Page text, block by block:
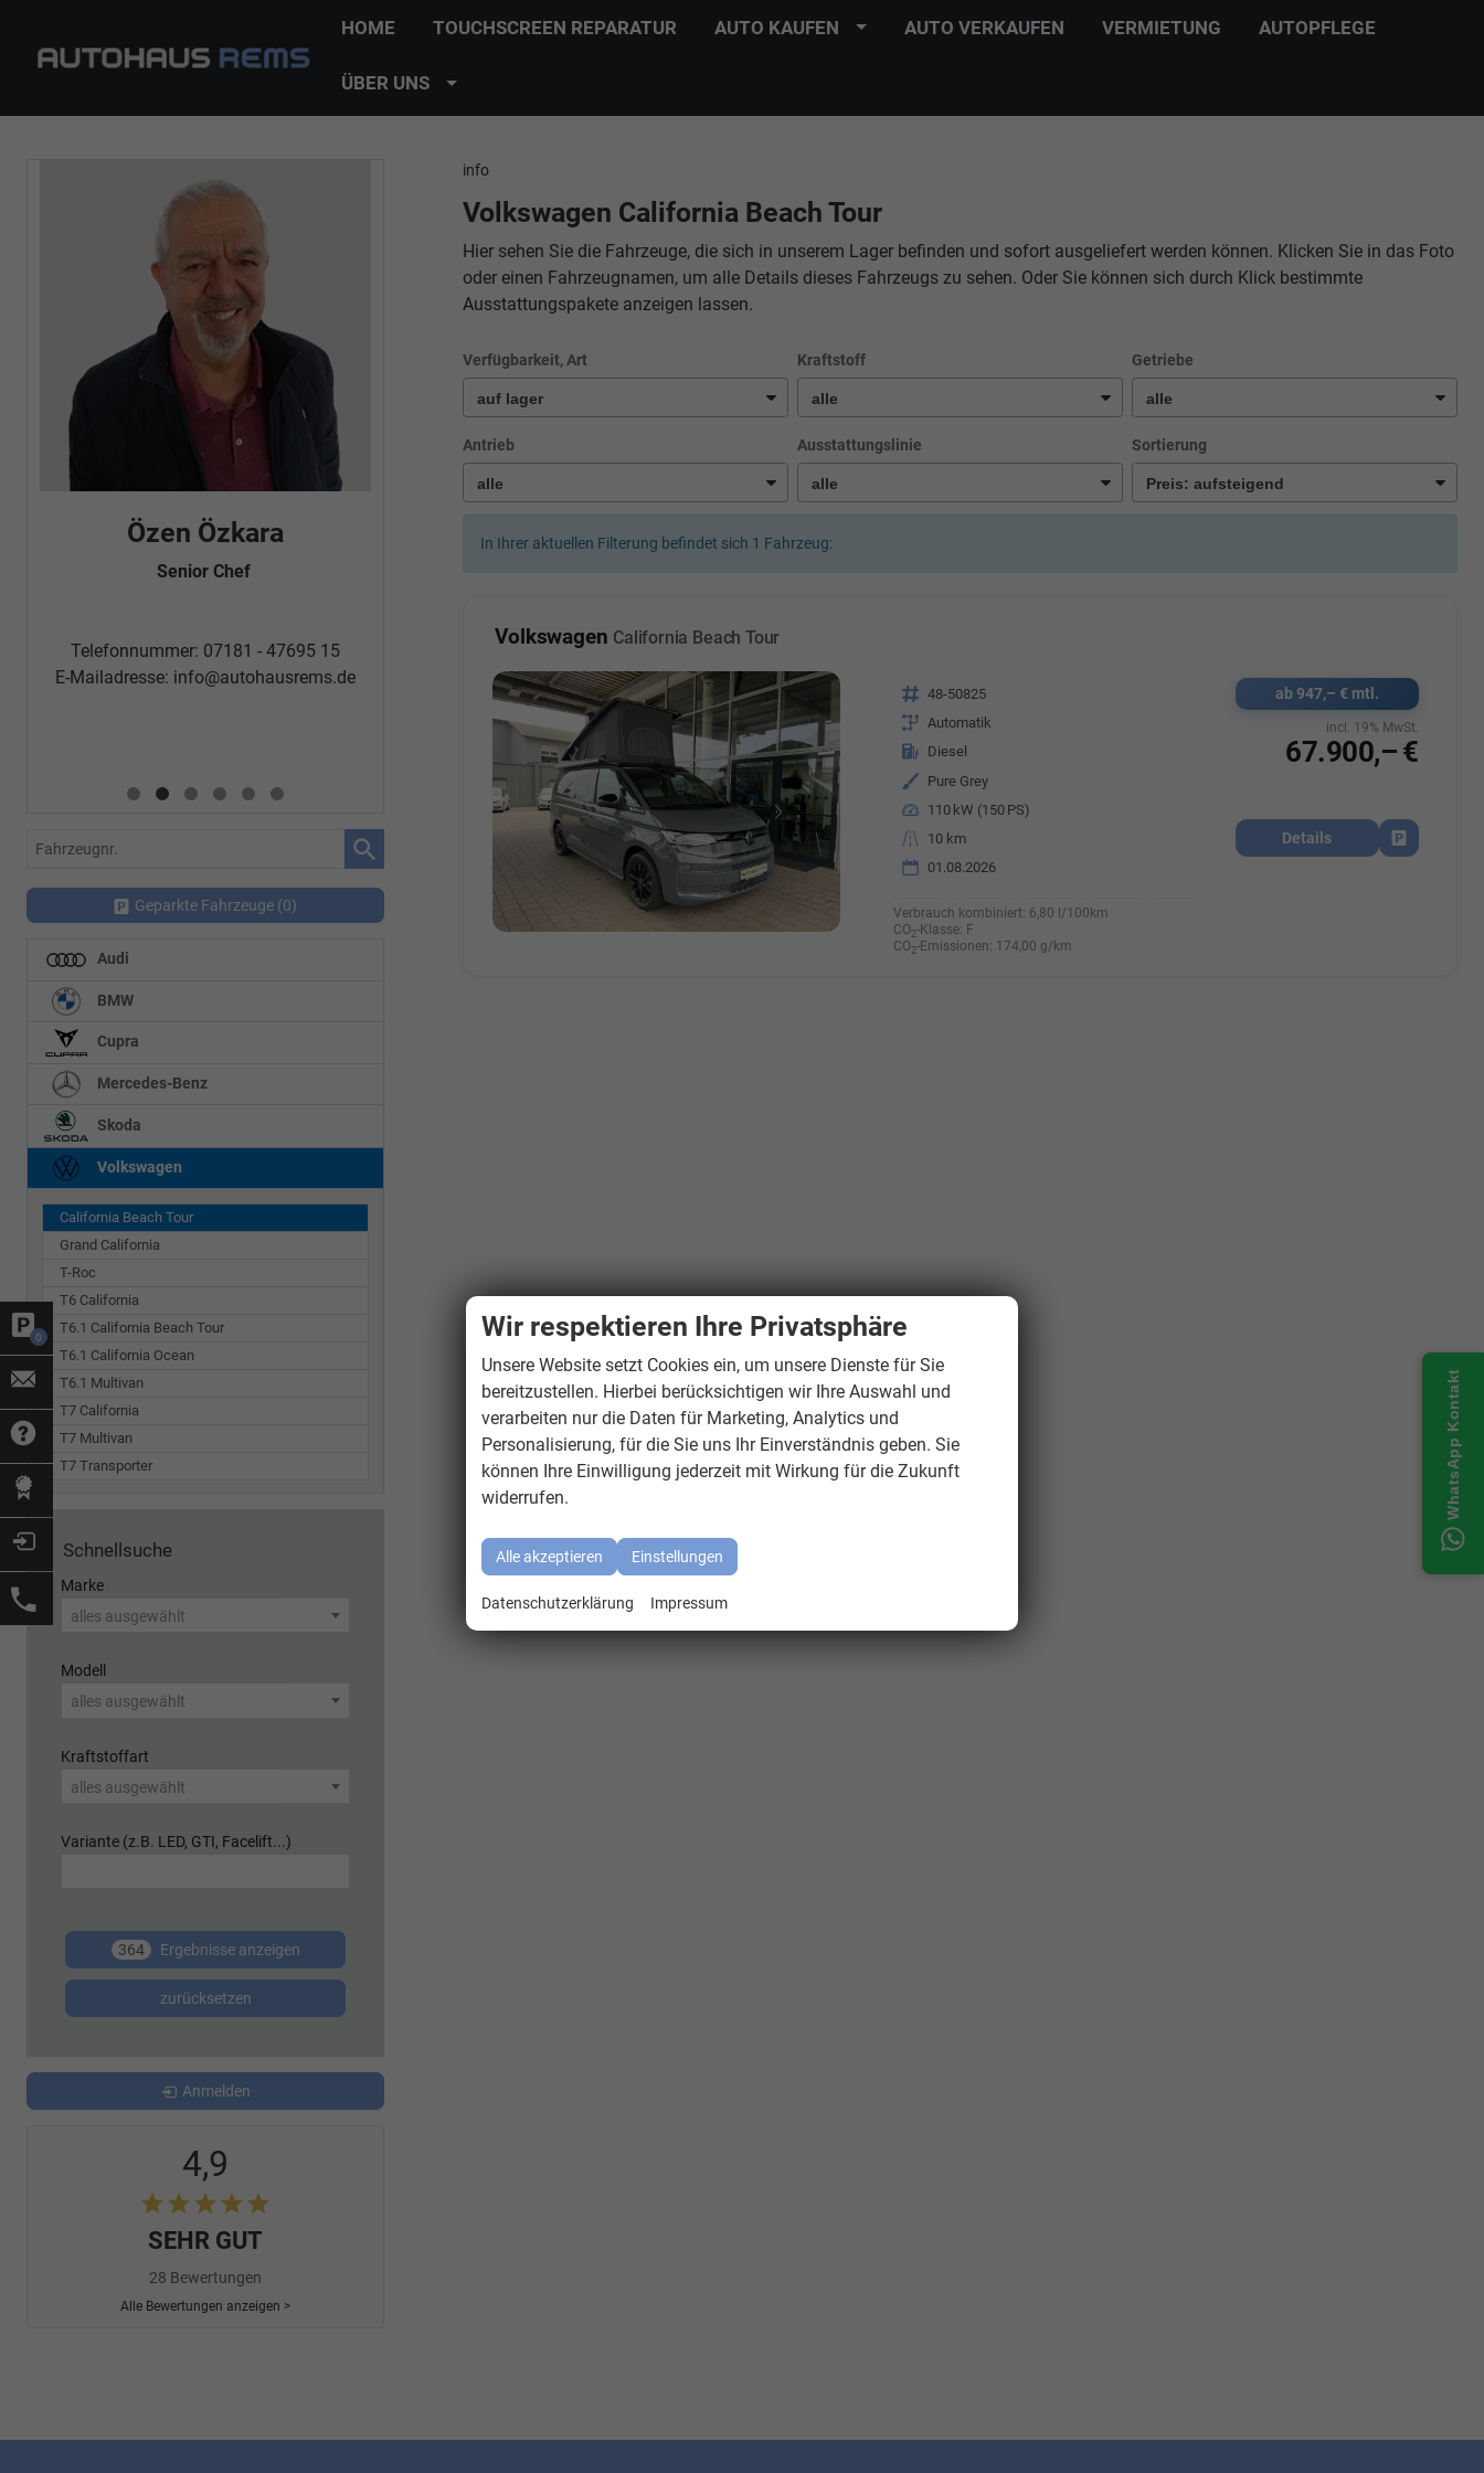
0
HOME TOUCHSCREEN REPARATUR AUTO KAUFEN AUTO VERKAUFEN VERMIETUNG AUTOPFLEGE
ÜBER UNS
info
Volkswagen California Beach Tour
Hier sehen Sie die Fahrzeuge, die sich in unserem Lager befinden und sofort ausgeliefert werden können. Klicken Sie in das Foto
oder einen Fahrzeugnamen, um alle Details dieses Fahrzeugs zu sehen. Oder Sie können sich durch Klick bestimmte
Ausstattungspakete anzeigen lassen.
Verfügbarkeit, Art Kraftstoff Getriebe
Antrieb Ausstattungslinie Sortierung
In Ihrer aktuellen Filterung befindet sich 1 Fahrzeug:
Volkswagen California Beach Tour
Fahrzeugnr. 48-50825
Getriebe Automatik
Kraftstoff Diesel
Außenfarbe Pure Grey
Leistung 110 kW (150 PS)
Kilometerstand
10 km
01.08.2026
Verbrauch kombiniert: 6,80 l/100km
CO2-Klasse: F
CO2-Emissionen: 174,00 g/km
ab 947,– € mtl.
67.900,– €
incl. 19% MwSt.
Details
Fahrzeug
Özen Özkara
Senior Chef
Telefonnummer: 07181 - 47695 15
E-Mailadresse: info@autohausrems.de
Fatma Özyürek Oguz
Automobilkaufrau -Verkauf/Einkauf
Telefonnummer: 07181 - 47695 15
E-Mailadresse:info@autohausrems.de
Özden Özkara-Budak
E-Mailadresse:
E-Mailadresse:info@autohausrems.de
Fahrzeugnr.
Geparkte Fahrzeuge (0)
Audi
BMW
Cupra
Mercedes-Benz
Skoda
Volkswagen
California Beach Tour
Grand California
T-Roc
T6 California
T6.1 California Beach Tour
T6.1 California Ocean
T6.1 Multivan
T7 California
T7 Multivan
T7 Transporter
Schnellsuche
Marke
alles ausgewählt
Modell
alles ausgewählt
Kraftstoffart
alles ausgewählt
Variante (z.B. LED, GTI, Facelift...)
364 Ergebnisse anzeigen
zurücksetzen
Anmelden
4,9
SEHR GUT
28 Bewertungen
Alle Bewertungen anzeigen >
WhatsApp Kontakt
Wir respektieren Ihre Privatsphäre
Unsere Website setzt Cookies ein, um unsere Dienste für Sie
bereitzustellen. Hierbei berücksichtigen wir Ihre Auswahl und
verarbeiten nur die Daten für Marketing, Analytics und
Personalisierung, für die Sie uns Ihr Einverständnis geben. Sie
können Ihre Einwilligung jederzeit mit Wirkung für die Zukunft
widerrufen.
Alle akzeptieren Einstellungen
Datenschutzerklärung Impressum